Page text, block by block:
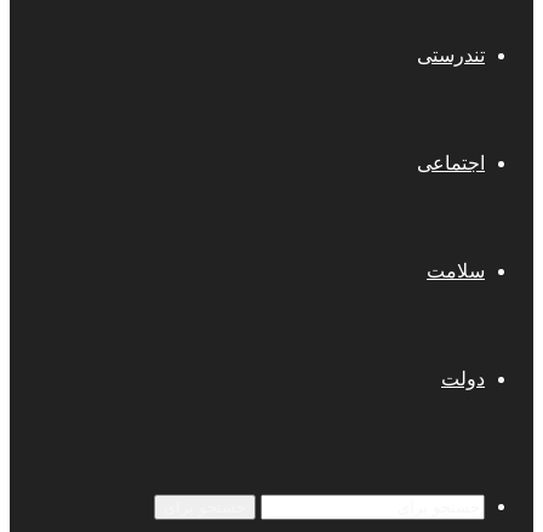
تندرستی
اجتماعی
سلامت
دولت